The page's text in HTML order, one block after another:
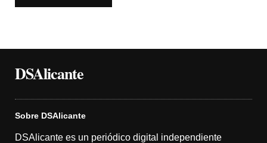
DSAlicante
Sobre DSAlicante
DSAlicante es un periódico digital independiente